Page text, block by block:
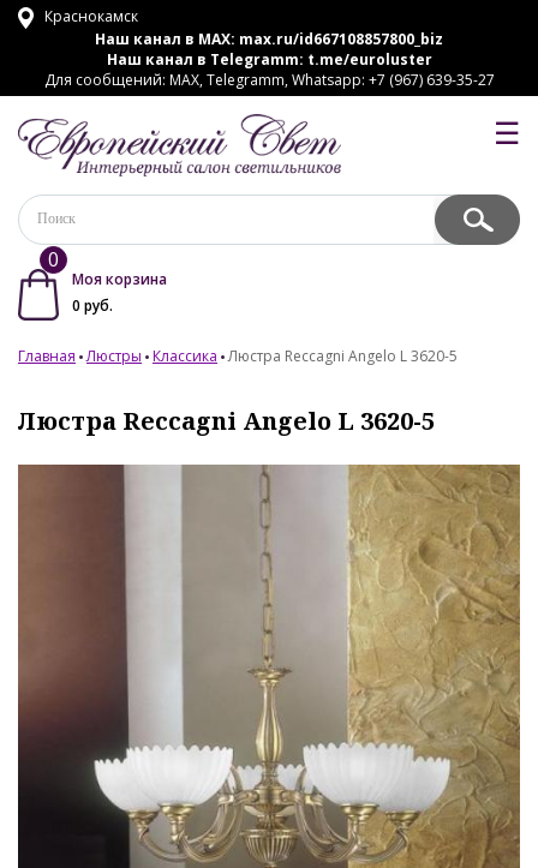
Краснокамск
Наш канал в MAX: max.ru/id667108857800_biz
Наш канал в Telegramm: t.me/euroluster
Для сообщений: MAX, Telegramm, Whatsapp: +7 (967) 639-35-27
☰
0
Моя корзина
0 руб.
Главная Люстры Классика Люстра Reccagni Angelo L 3620-5
Люстра Reccagni Angelo L 3620-5